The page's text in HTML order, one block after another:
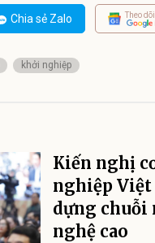
Chia sẻ Zalo Theo
khởi nghiệp
Kiến nghị
nghiệp Việt
dựng chuỗi
nghệ cao